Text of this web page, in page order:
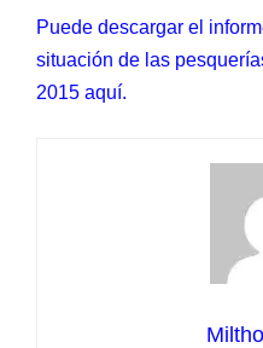
Puede descargar el
situación de las
2015 aquí.